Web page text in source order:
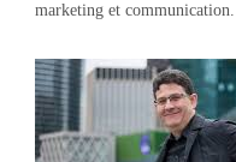
marketing et communication.